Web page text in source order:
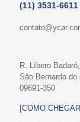
(11) 3531-6611
R. Líbero
São Bernardo do
09691-350
[COMO CHEGAR